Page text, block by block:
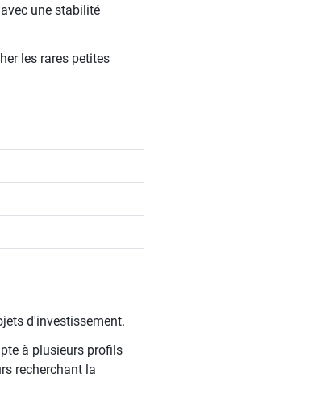
une stabilité
les rares petites
d'investissement.
à plusieurs profils
recherchant la